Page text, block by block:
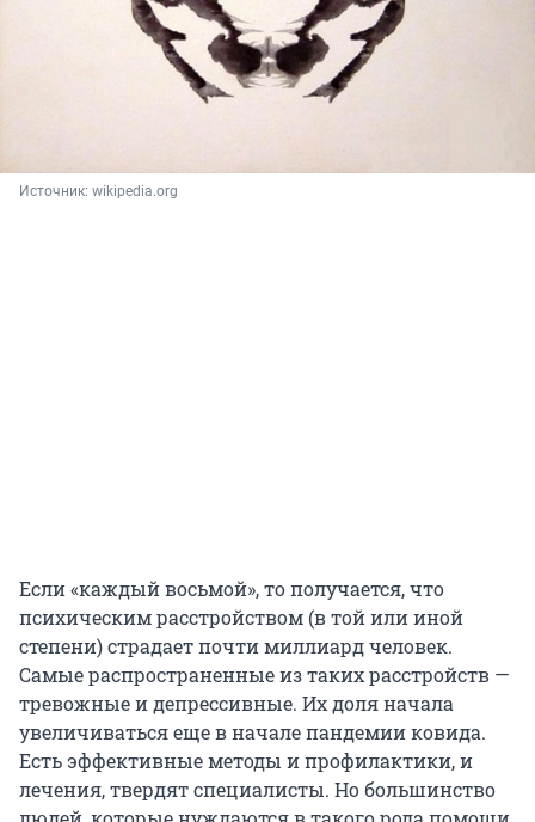
Источник: wikipedia.org
Если «каждый восьмой», то получается, что
психическим расстройством (в той или иной
степени) страдает почти миллиард человек.
Самые распространенные из таких расстройств —
тревожные и депрессивные. Их доля начала
увеличиваться еще в начале пандемии ковида.
Есть эффективные методы и профилактики, и
лечения, твердят специалисты. Но большинство